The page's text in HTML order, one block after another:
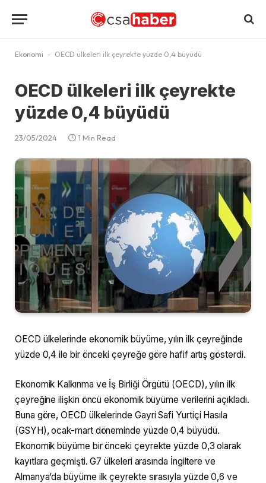
Ekonomi - OECD ülkeleri ilk çeyrekte yüzde 0,4 büyüdü
OECD ülkeleri ilk çeyrekte
yüzde 0,4 büyüdü
23/05/2024 1 Min Read
OECD ülkelerinde ekonomik büyüme, yılın ilk çeyreğinde
yüzde 0,4 ile bir önceki çeyreğe göre hafif artış gösterdi.
Ekonomik Kalkınma ve İş Birliği Örgütü (OECD), yılın ilk
çeyreğine ilişkin öncü ekonomik büyüme verilerini açıkladı.
Buna göre, OECD ülkelerinde Gayri Safi Yurtiçi Hasıla
(GSYH), ocak-mart döneminde yüzde 0,4 büyüdü.
Ekonomik büyüme bir önceki çeyrekte yüzde 0,3 olarak
kayıtlara geçmişti. G7 ülkeleri arasında İngiltere ve
Almanya’da büyüme ilk çeyrekte sırasıyla yüzde 0,6 ve